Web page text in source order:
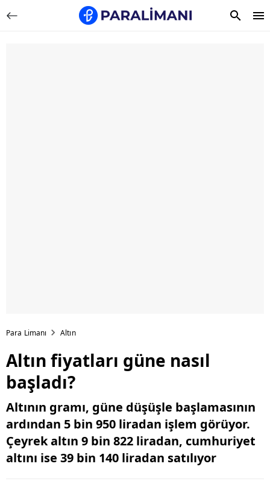
Para Limanı Altın
Altın fiyatları güne nasıl
başladı?
Altının gramı, güne düşüşle başlamasının
ardından 5 bin 950 liradan işlem görüyor.
Çeyrek altın 9 bin 822 liradan, cumhuriyet
altını ise 39 bin 140 liradan satılıyor